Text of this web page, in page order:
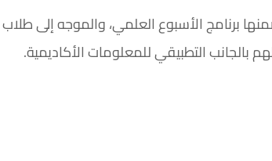
برنامج الأسبوع العلمي، والموجه إلى طلاب
التطبيقي للمعلومات الأكاديمية.